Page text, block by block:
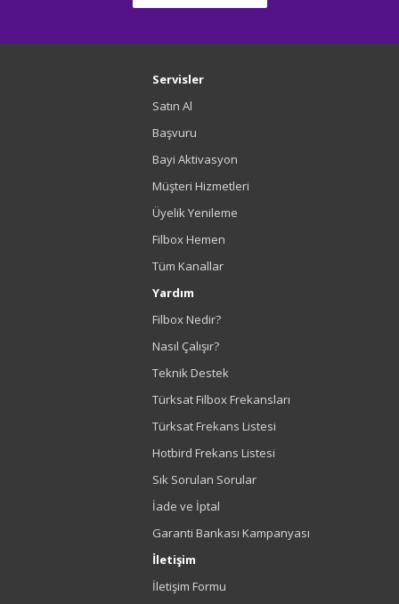
Servisler
Satın Al
Başvuru
Bayi Aktivasyon
Müşteri Hizmetleri
Üyelik Yenileme
Filbox Hemen
Tüm Kanallar
Yardım
Filbox Nedir?
Nasıl Çalışır?
Teknik Destek
Türksat Filbox Frekansları
Türksat Frekans Listesi
Hotbird Frekans Listesi
Sık Sorulan Sorular
İade ve İptal
Garanti Bankası Kampanyası
İletişim
İletişim Formu